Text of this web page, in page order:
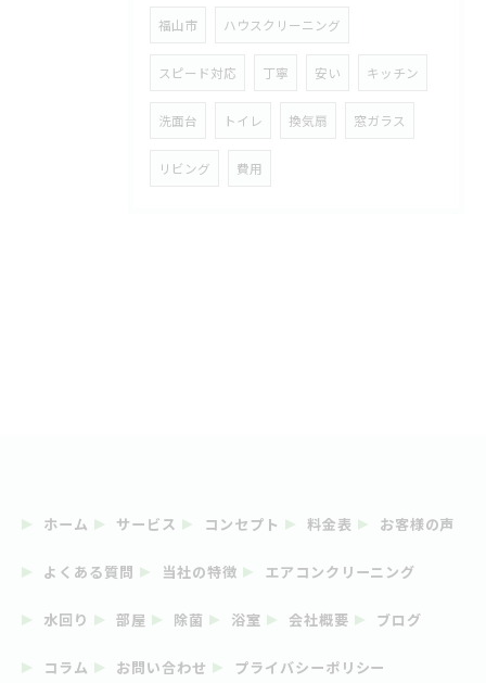
福山市 ハウスクリーニング
スピード対応 丁寧 安い キッチン
洗面台 トイレ 換気扇 窓ガラス
リビング 費用
ホーム サービス コンセプト 料金表 お客様の声
よくある質問 当社の特徴 エアコンクリーニング
水回り 部屋 除菌 浴室 会社概要 ブログ
コラム お問い合わせ プライバシーポリシー